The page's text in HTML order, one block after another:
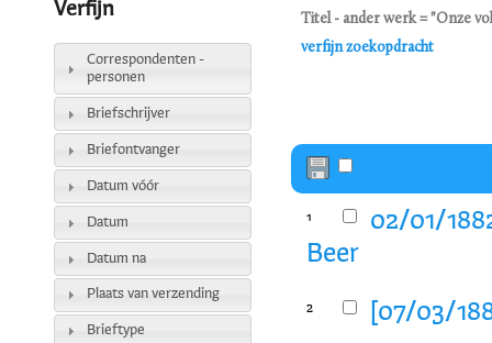
Titel - ander werk = "Onze
verfijn zoekopdracht
1
02/01/
Beer
2 [07/03/
Verfijn
Correspondenten -
personen
Briefschrijver
Briefontvanger
Datum vóór
Datum
Datum na
Plaats van verzending
Brieftype